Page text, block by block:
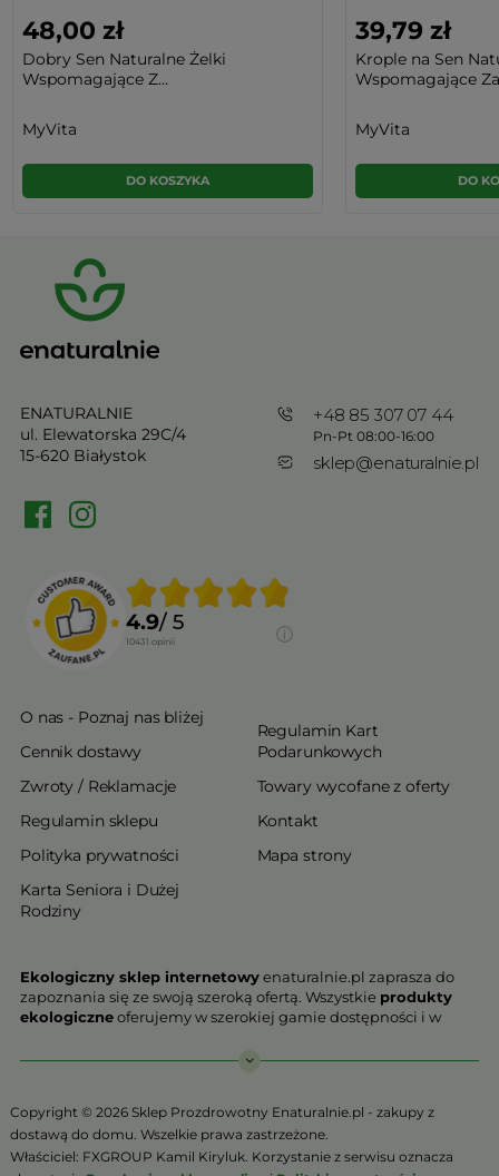
48,00 zł
Dobry Sen Naturalne Żelki
Wspomagające Z...
MyVita
DO KOSZYKA
39,79 zł
Krople na Sen
Wspomagające
MyVita
DO
ENATURALNIE
ul. Elewatorska 29C/4
15-620 Białystok
+48 85 307 07 44
Pn-Pt 08:00-16:00
sklep@enaturalnie.pl
4.9/ 5
10431 opinii
O nas - Poznaj nas bliżej
Cennik dostawy
Zwroty / Reklamacje
Regulamin sklepu
Polityka prywatności
Karta Seniora i Dużej
Rodziny
Regulamin Kart
Podarunkowych
Towary wycofane z oferty
Kontakt
Mapa strony
Ekologiczny sklep internetowyenaturalnie.pl zaprasza do
zapoznania się ze swoją szeroką ofertą. Wszystkie produkty
ekologiczneoferujemy w szerokiej gamie dostępności i w
ekologiczne charakteryzują się najwyższą jakością.
Państwu prezentujemy stawia na jakość i bezpieczeństwo
odżywiania. Jeśli chcesz zadbać o swoją zdrową przyszłość już
teraz, niezbędna jest Ci zdrowa żywność.
Copyright © 2026 Sklep Prozdrowotny Enaturalnie.pl - zakupy z
dostawą do domu. Wszelkie prawa zastrzeżone.
Właściciel: FXGROUP Kamil Kiryluk. Korzystanie z serwisu oznacza